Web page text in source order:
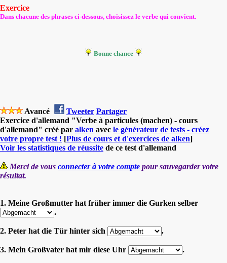
Exercice
Dans chacune des phrases ci-dessous, choisissez le verbe qui convient.
Bonne chance
Avancé Tweeter Partager
Exercice d'allemand "Verbe à particules (machen) - cours
d'allemand" créé par alken avec le générateur de tests - créez
votre propre test ! [Plus de cours et d'exercices de alken]
Voir les statistiques de réussite de ce test d'allemand
Merci de vous connecter à votre compte pour sauvegarder votre
résultat.
1. Meine Großmutter hat früher immer die Gurken selber
.
2. Peter hat die Tür hinter sich .
3. Mein Großvater hat mir diese Uhr .